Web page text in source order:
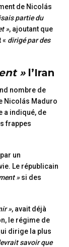
de Nicolás
partie du
», ajoutant que
« dirigé par des
»l’Iran
nombre de
Nicolás Maduro
a indiqué, de
frappes
un
Le républicain
» si des
», avait déjà
le régime de
dirige la plus
savoir que